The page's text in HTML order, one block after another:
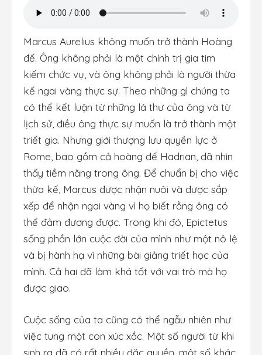
Marcus Aurelius không muốn trở thành Hoàng
đế. Ông không phải là một chính trị gia tìm
kiếm chức vụ, và ông không phải là người thừa
kế ngai vàng thực sự. Theo những gì chúng ta
có thể kết luận từ những lá thư của ông và từ
lịch sử, điều ông thực sự muốn là trở thành một
triết gia. Nhưng giới thượng lưu quyền lực ở
Rome, bao gồm cả hoàng đế Hadrian, đã nhìn
thấy tiềm năng trong ông. Để chuẩn bị cho việc
thừa kế, Marcus được nhận nuôi và được sắp
xếp để nhận ngai vàng vì họ biết rằng ông có
thể đảm đương được. Trong khi đó, Epictetus
sống phần lớn cuộc đời của mình như một nô lệ
và bị hành hạ vì những bài giảng triết học của
mình. Cả hai đã làm khá tốt với vai trò mà họ
được giao.
Cuộc sống của ta cũng có thể ngẫu nhiên như
việc tung một con xúc xắc. Một số người từ khi
sinh ra đã có rất nhiều đặc quyền, một số khác